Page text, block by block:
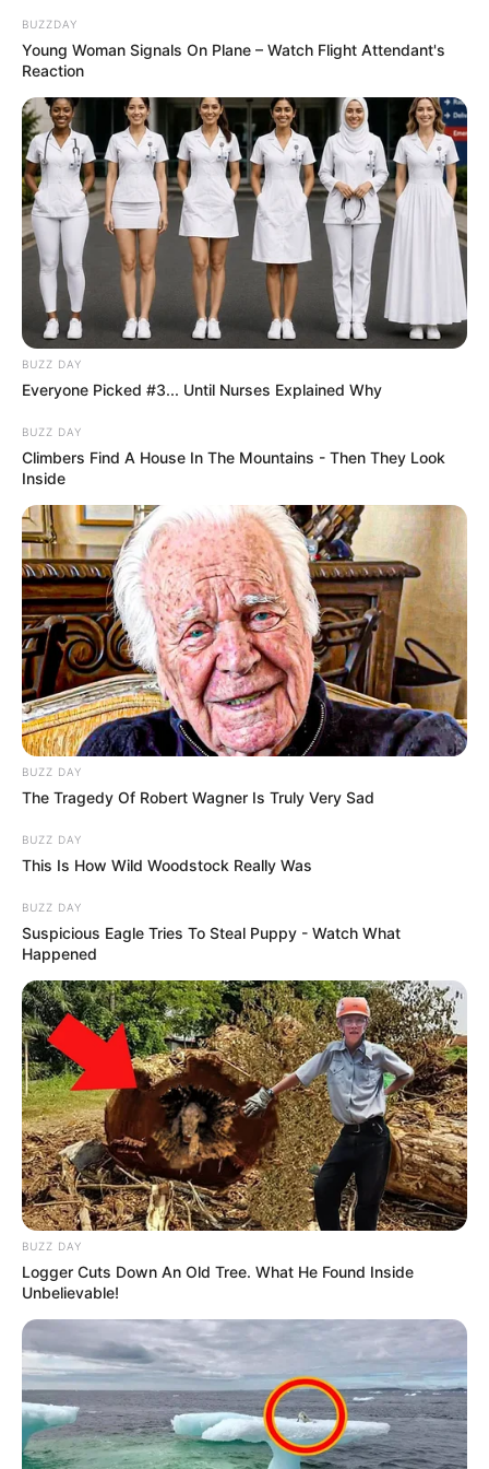
Megérintettem a sima törzset. Sasha azt mondta,
hogy a fák a megtestesült türelem. Lassan nőnek,
de hosszú életűek.
BUZZDAY
Young Woman Signals On Plane – Watch Flight Attendant's
Reaction
BUZZ DAY
Everyone Picked #3... Until Nurses Explained Why
BUZZ DAY
Climbers Find A House In The Mountains - Then They Look
Inside
BUZZ DAY
The Tragedy Of Robert Wagner Is Truly Very Sad
BUZZ DAY
This Is How Wild Woodstock Really Was
BUZZ DAY
Suspicious Eagle Tries To Steal Puppy - Watch What
Happened
BUZZ DAY
Logger Cuts Down An Old Tree. What He Found Inside
Unbelievable!